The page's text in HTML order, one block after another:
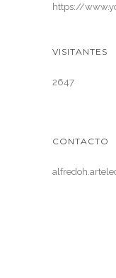
https://
VISITANTES
2647
CONTACTO